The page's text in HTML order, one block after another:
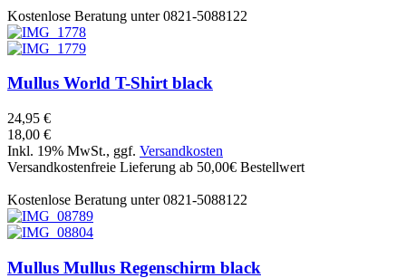
Kostenlose Beratung unter 0821-5088122
Mullus World T-Shirt black
24,95 €
18,00 €
Inkl. 19% MwSt., ggf. Versandkosten
Versandkostenfreie Lieferung ab 50,00€ Bestellwert
Kostenlose Beratung unter 0821-5088122
Mullus Mullus Regenschirm black